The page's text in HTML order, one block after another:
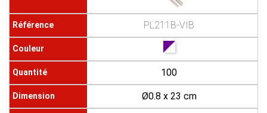
PL211B-VIB
100
Ø0.8 x 23 cm